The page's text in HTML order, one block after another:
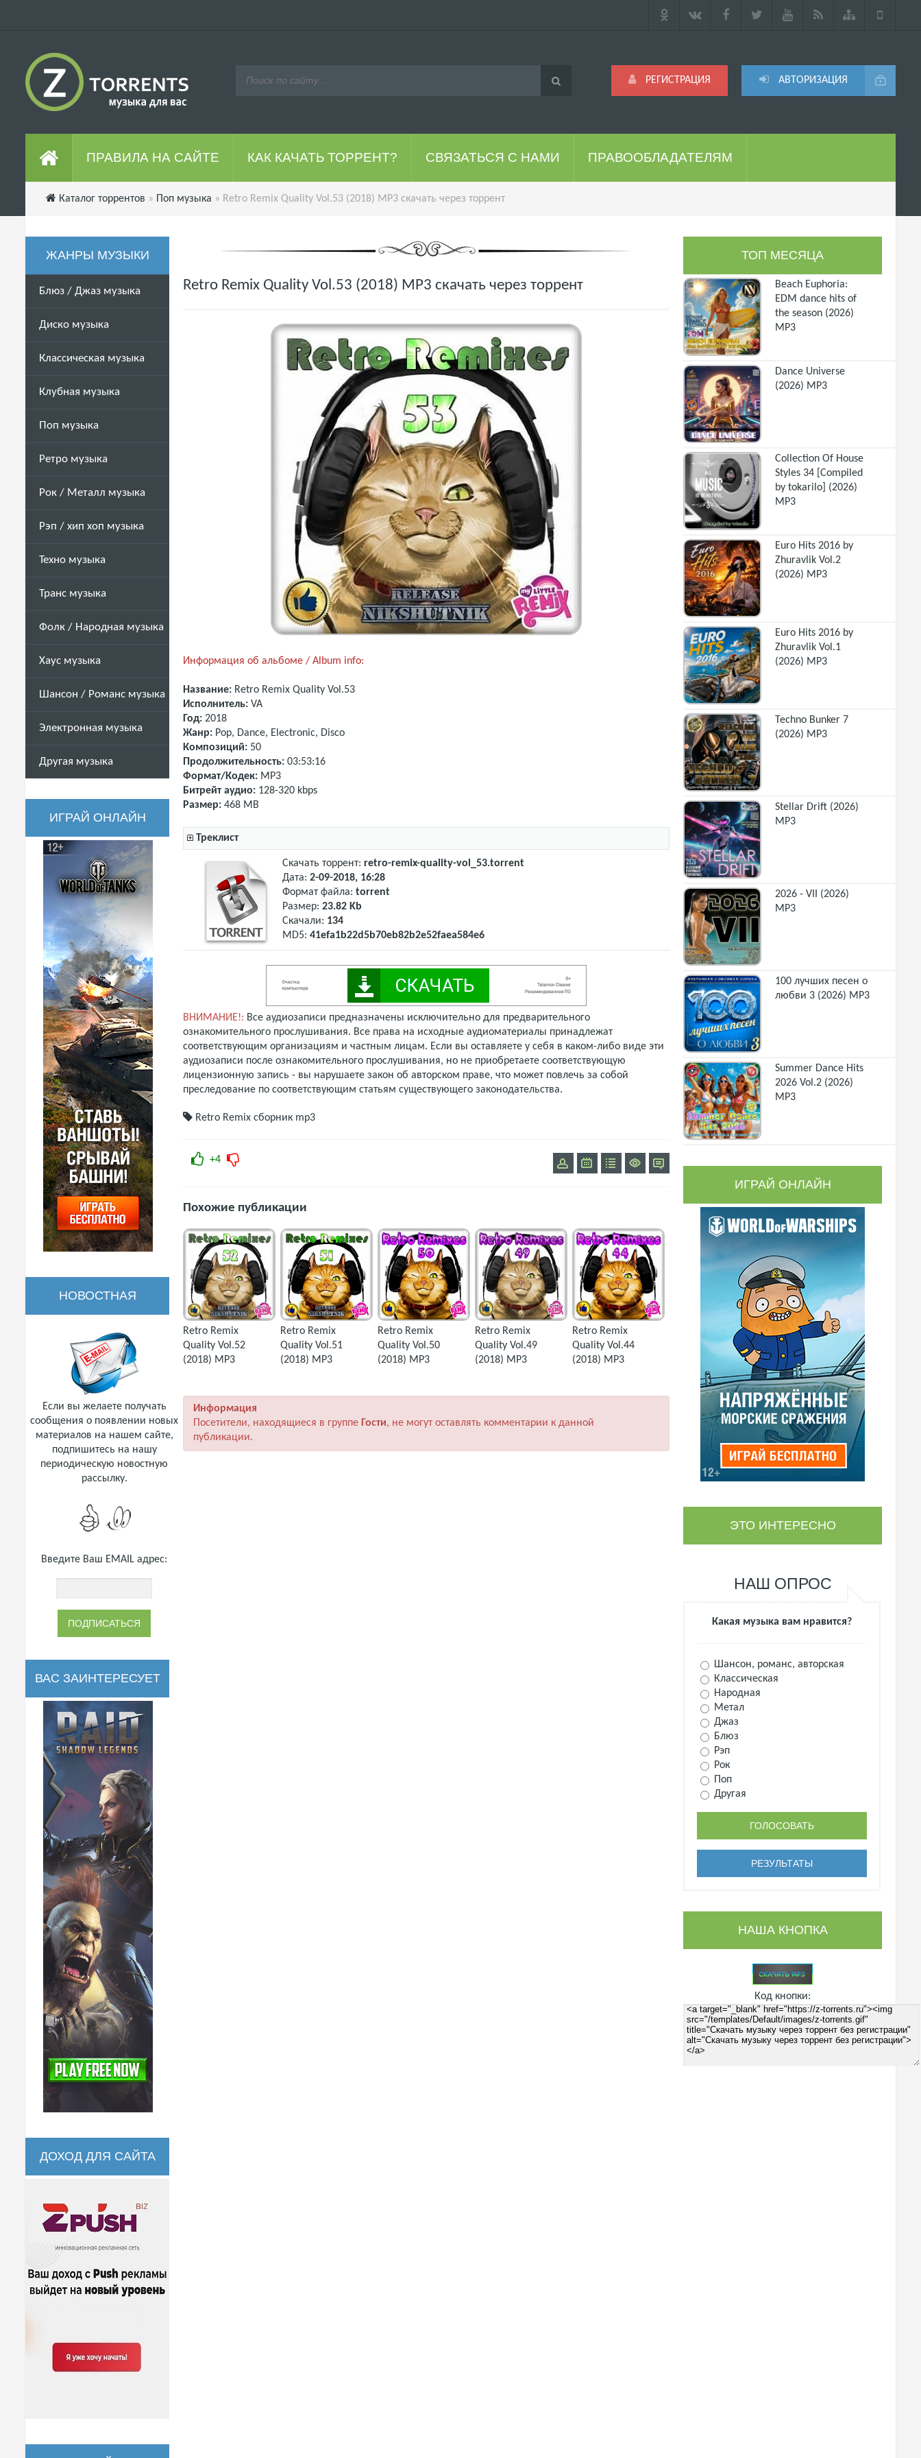
АВТОРИЗАЦИЯ
РЕГИСТРАЦИЯ
ПРАВИЛА НА САЙТЕ КАК КАЧАТЬ ТОРРЕНТ? СВЯЗАТЬСЯ С НАМИ ПРАВООБЛАДАТЕЛЯМ
Каталог торрентов » Поп музыка » Retro Remix Quality Vol.53 (2018) MP3 скачать через торрент
ЖАНРЫ МУЗЫКИ
Блюз / Джаз музыка
Диско музыка
Классическая музыка
Клубная музыка
Поп музыка
Ретро музыка
Рок / Металл музыка
Рэп / хип хоп музыка
Техно музыка
Транс музыка
Фолк / Народная музыка
Хаус музыка
Шансон / Романс музыка
Электронная музыка
Другая музыка
ИГРАЙ ОНЛАЙН
НОВОСТНАЯ
РАССЫЛКА
Если вы желаете получать
сообщения о появлении новых
материалов на нашем сайте,
подпишитесь на нашу
периодическую новостную
рассылку.
Введите Ваш EMAIL адрес:
ВАС ЗАИНТЕРЕСУЕТ
ДОХОД ДЛЯ САЙТА
Retro Remix Quality Vol.53 (2018) MP3 скачать через торрент
Информация об альбоме / Album info:
Название: Retro Remix Quality Vol.53
Исполнитель: VA
Год: 2018
Жанр: Pop, Dance, Electronic, Disco
Композиций: 50
Продолжительность: 03:53:16
Формат/Кодек: MP3
Битрейт аудио: 128-320 kbps
Размер: 468 MB
Треклист
Скачать торрент: retro-remix-quality-vol_53.torrent
Дата: 2-09-2018, 16:28
Формат файла: torrent
Размер: 23.82 Kb
Скачали: 134
MD5: 41efa1b22d5b70eb82b2e52faea584e6
ВНИМАНИЕ!: Все аудиозаписи предназначены исключительно для предварительного
ознакомительного прослушивания. Все права на исходные аудиоматериалы принадлежат
соответствующим организациям и частным лицам. Если вы оставляете у себя в каком-либо виде эти
аудиозаписи после ознакомительного прослушивания, но не приобретаете соответствующую
лицензионную запись - вы нарушаете закон об авторском праве, что может повлечь за собой
преследование по соответствующим статьям существующего законодательства.
Retro Remix сборник mp3
+4
Похожие публикации
Retro Remix
Quality Vol.52
(2018) MP3
Retro Remix
Quality Vol.51
(2018) MP3
Retro Remix
Quality Vol.50
(2018) MP3
Retro Remix
Quality Vol.49
(2018) MP3
Retro Remix
Quality Vol.44
(2018) MP3
Информация
Посетители, находящиеся в группе Гости, не могут оставлять комментарии к данной
публикации.
ТОП МЕСЯЦА
Beach Euphoria:
EDM dance hits of
the season (2026)
MP3
Dance Universe
(2026) MP3
Collection Of House
Styles 34 [Compiled
by tokarilo] (2026)
MP3
Euro Hits 2016 by
Zhuravlik Vol.2
(2026) MP3
Euro Hits 2016 by
Zhuravlik Vol.1
(2026) MP3
Techno Bunker 7
(2026) MP3
Stellar Drift (2026)
MP3
2026 - VII (2026)
MP3
100 лучших песен о
любви 3 (2026) MP3
Summer Dance Hits
2026 Vol.2 (2026)
MP3
ИГРАЙ ОНЛАЙН
ЭТО ИНТЕРЕСНО
НАШ ОПРОС
Какая музыка вам нравится?
Шансон, романс, авторская
Классическая
Народная
Метал
Джаз
Блюз
Рэп
Рок
Поп
Другая
НАША КНОПКА
Код кнопки: